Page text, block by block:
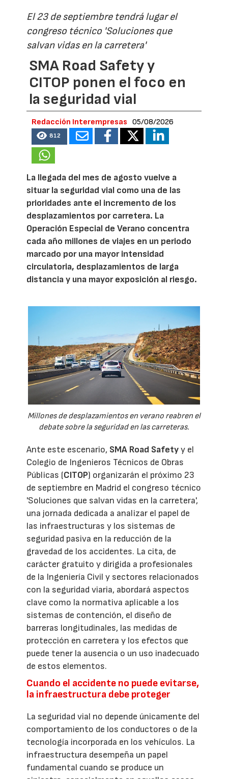
El 23 de septiembre tendrá lugar el
congreso técnico 'Soluciones que
salvan vidas en la carretera'
SMA Road Safety y
CITOP ponen el foco en
la seguridad vial
Redacción Interempresas 05/08/2026
812
La llegada del mes de agosto vuelve a
situar la seguridad vial como una de las
prioridades ante el incremento de los
desplazamientos por carretera. La
Operación Especial de Verano concentra
cada año millones de viajes en un periodo
marcado por una mayor intensidad
circulatoria, desplazamientos de larga
distancia y una mayor exposición al riesgo.
Millones de desplazamientos en verano reabren el
debate sobre la seguridad en las carreteras.
Ante este escenario, SMA Road Safetyy el
Colegio de Ingenieros Técnicos de Obras
Públicas (CITOP) organizarán el próximo 23
de septiembre en Madrid el congreso técnico
'Soluciones que salvan vidas en la carretera',
una jornada dedicada a analizar el papel de
las infraestructuras y los sistemas de
seguridad pasiva en la reducción de la
gravedad de los accidentes. La cita, de
carácter gratuito y dirigida a profesionales
de la Ingeniería Civil y sectores relacionados
con la seguridad viaria, abordará aspectos
clave como la normativa aplicable a los
sistemas de contención, el diseño de
barreras longitudinales, las medidas de
protección en carretera y los efectos que
puede tener la ausencia o un uso inadecuado
de estos elementos.
Cuando el accidente no puede evitarse,
la infraestructura debe proteger
La seguridad vial no depende únicamente del
comportamiento de los conductores o de la
tecnología incorporada en los vehículos. La
infraestructura desempeña un papel
fundamental cuando se produce un